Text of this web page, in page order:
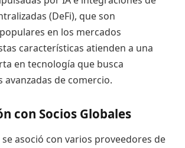
(DeFi), que son
en los mercados
características atienden a una
en tecnología que busca
avanzadas de comercio.
con Socios Globales
se asoció con varios proveedores de